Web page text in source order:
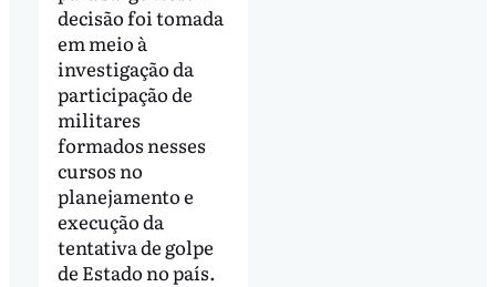
decisão foi tomada
em meio à
investigação da
participação de
militares
formados nesses
cursos no
planejamento e
execução da
tentativa de golpe
de Estado no país.